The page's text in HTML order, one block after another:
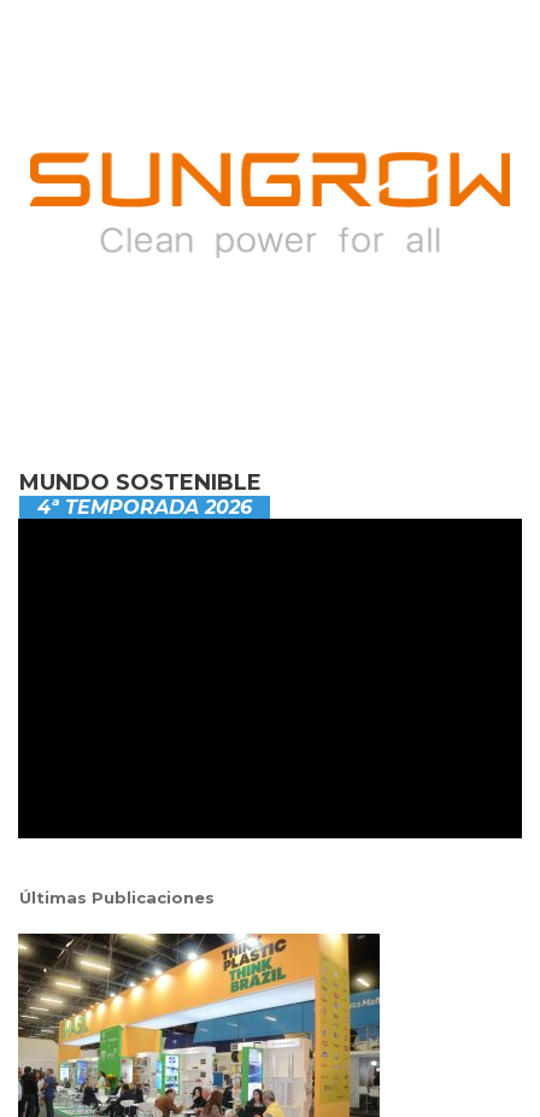
MUNDO SOSTENIBLE
4ª TEMPORADA 2026
Últimas Publicaciones